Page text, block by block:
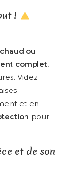
!
ou
complet,
Videz
et en
pour
et de son